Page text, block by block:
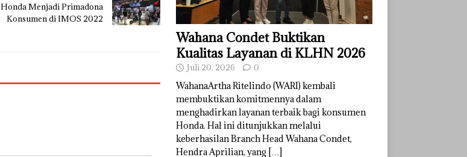
Honda Menjadi Primadona
Konsumen di IMOS 2022
Wahana Condet Buktikan
Kualitas Layanan di KLHN 2026
Juli 20, 2026 0
WahanaArtha Ritelindo (WARI) kembali
membuktikan komitmennya dalam
menghadirkan layanan terbaik bagi konsumen
Honda. Hal ini ditunjukkan melalui
keberhasilan Branch Head Wahana Condet,
Hendra Aprilian, yang […]